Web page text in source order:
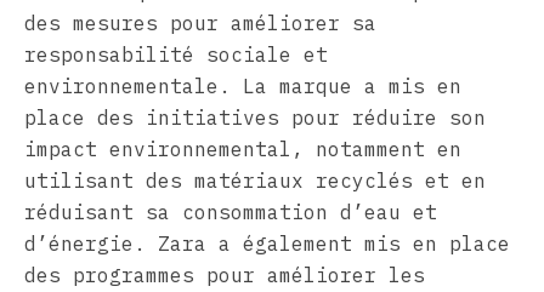
des mesures pour améliorer sa
responsabilité sociale et
environnementale. La marque a mis en
place des initiatives pour réduire son
impact environnemental, notamment en
utilisant des matériaux recyclés et en
réduisant sa consommation d’eau et
d’énergie. Zara a également mis en place
des programmes pour améliorer les